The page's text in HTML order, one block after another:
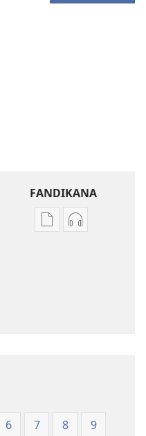
FANDIKANA
Fandikana
2021)
Fandikana
2021)
6 7 8
9